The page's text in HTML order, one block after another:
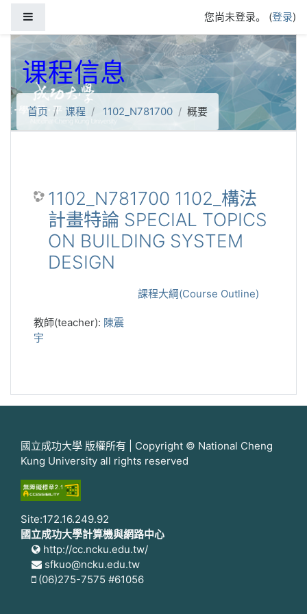
您尚未登录。 (登录)
课程信息
首页 课程 1102_N781700 概要
1102_N781700 1102_構法
計畫特論 SPECIAL TOPICS
ON BUILDING SYSTEM
DESIGN
課程大綱(Course Outline)
教師(teacher): 陳震
宇
國立成功大學 版權所有 | Copyright © National Cheng
Kung University all rights reserved
Site:172.16.249.92
國立成功大學計算機與網路中心
http://cc.ncku.edu.tw/
sfkuo@ncku.edu.tw
(06)275-7575 #61056